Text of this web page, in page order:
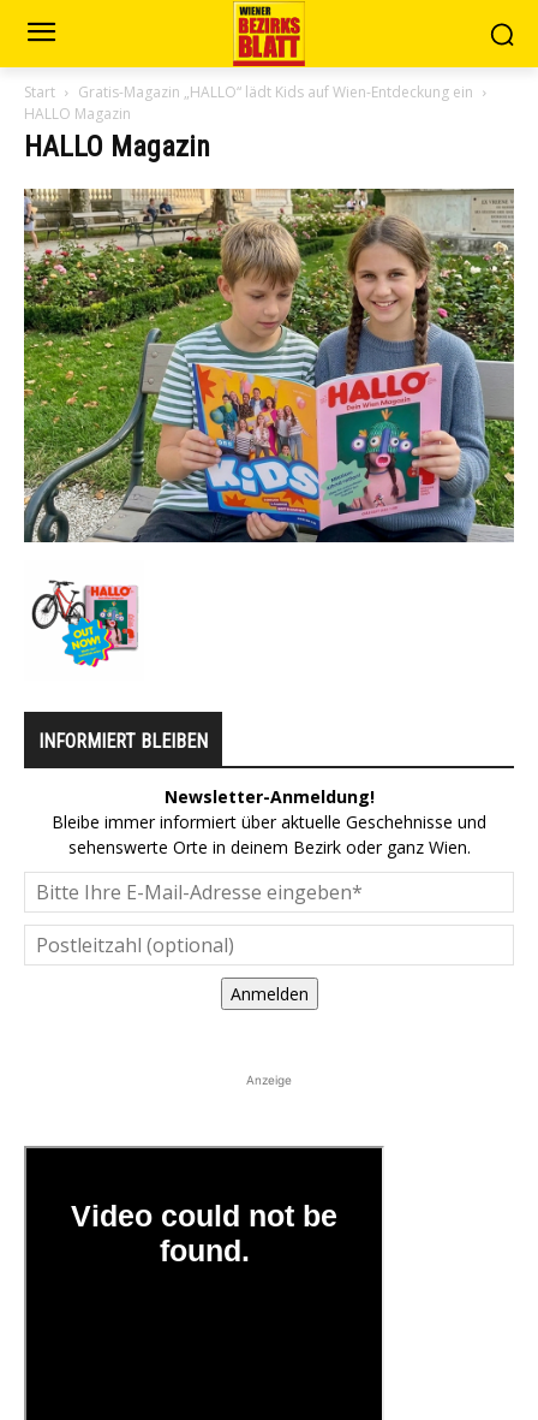
Start
Gratis-Magazin „HALLO“ lädt Kids auf Wien-Entdeckung ein
HALLO Magazin
HALLO Magazin
INFORMIERT BLEIBEN
Newsletter-Anmeldung!
Bleibe immer informiert über aktuelle Geschehnisse und
sehenswerte Orte in deinem Bezirk oder ganz Wien.
Anmelden
Anzeige